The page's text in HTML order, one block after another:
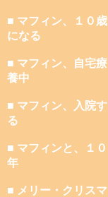
■ マフィン、１０歳
になる
■ マフィン、自宅療
養中
■ マフィン、入院す
る
■ マフィンと、１０
年
■ メリー・クリスマ